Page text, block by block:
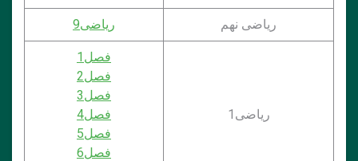
ریاضی نهم ریاضی9
ریاضی1
فصل1
فصل2
فصل3
فصل4
فصل5
فصل6